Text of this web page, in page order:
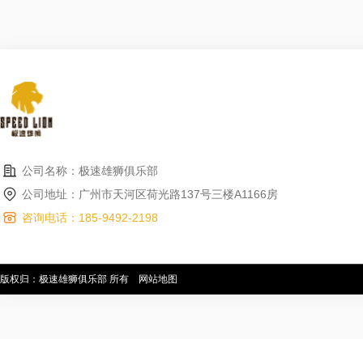
公司名称：极速雄狮俱乐部
公司地址：广州市天河区荷光路137号三楼A1166房
咨询电话：185-9492-2198
版权归：极速雄狮俱乐部 所有 网站地图